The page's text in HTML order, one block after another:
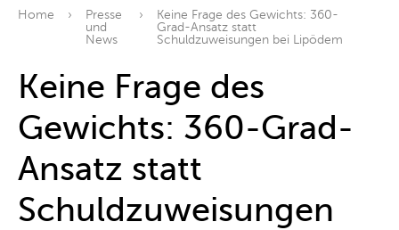
Home
Presse
und
News
Keine Frage des Gewichts: 360-
Grad-Ansatz statt
Schuldzuweisungen bei Lipödem
Keine Frage des
Gewichts: 360-Grad-
Ansatz statt
Schuldzuweisungen